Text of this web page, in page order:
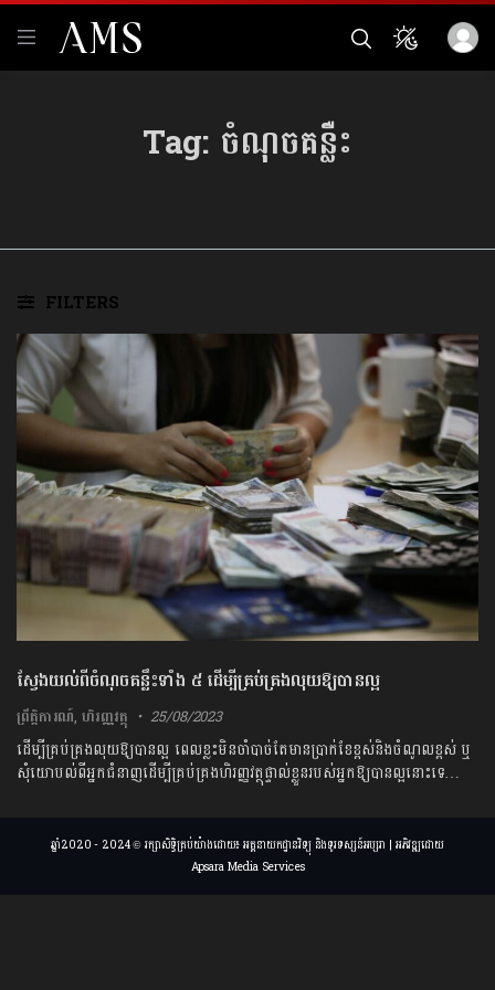
Tag: ចំណុចគន្លឺះ
FILTERS
ស្វែងយល់ពីចំណុចគន្លឹះទាំង ៥ ដើម្បីគ្រប់គ្រងលុយឱ្យបានល្អ
ព្រឹត្តិការណ៍,ហិរញ្ញវត្ថុ 25/08/2023
ដើម្បីគ្រប់គ្រងលុយឱ្យបានល្អ ពេលខ្លះ​មិនចាំបាច់តែមាន​​ប្រាក់​ខែ​ខ្ពស់និងចំណូលខ្ពស់ ​ឬ​
សុំយោបល់ពីអ្នកជំនាញ​ដើម្បី​គ្រប់គ្រងហិរញ្ញវត្ថុ​ផ្ទាល់ខ្លួន​របស់​អ្នកឱ្យបានល្អនោះ​ទេ…
ឆ្នាំ2020 - 2024 © រក្សាសិទ្ធិគ្រប់យ៉ាងដោយ៖ អគ្គនាយកដ្ឋានវិទ្យុ និងទូរទស្សន៍អប្សរា | អភិវឌ្ឍដោយ
Apsara Media Services